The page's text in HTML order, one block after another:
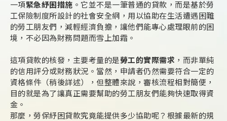
一項緊急紓困措施 。它並不是一筆普通的貸款，而是基於勞
工保險制度所設計的社會安全網，用以協助在生活遭遇困難
的勞工朋友們，減輕經濟負擔，讓他們能專心處理眼前的困
境，不必因為財務問題而雪上加霜。
這項貸款的核發，主要考量的是勞工的實際需求 ，而非單純
的信用評分或財務狀況。當然，申請者仍然需要符合一定的
資格條件（稍後詳述），但整體來說，審核流程相對簡便，
目的就是為了讓真正需要幫助的勞工朋友們能夠快速取得資
金。
那麼，勞保紓困貸款究竟能提供多少協助呢？根據最新的規